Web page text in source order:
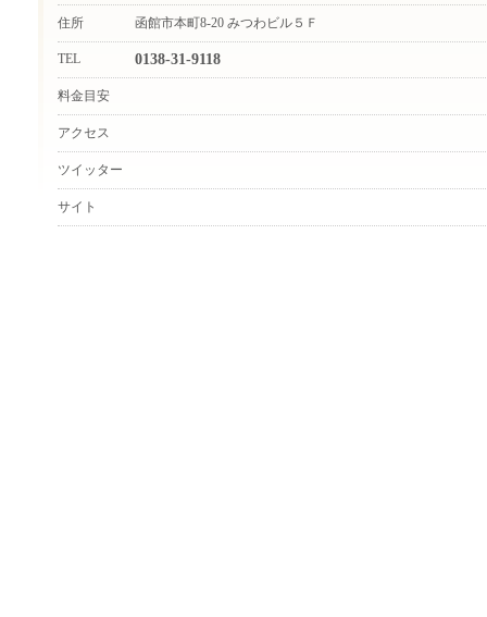
住所 函館市本町8-20 みつわビル５Ｆ
TEL 0138-31-9118
料金目安
アクセス
ツイッター
サイト